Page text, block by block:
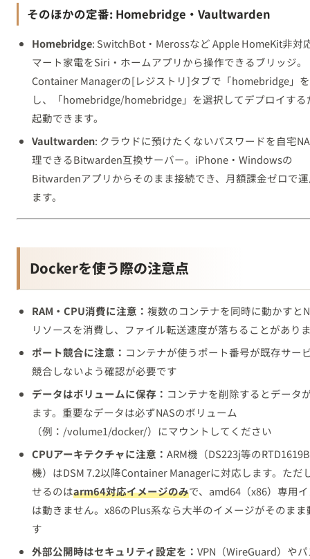
そのほかの定番: Homebridge・Vaultwarden
Homebridge: SwitchBot・Merossなど Apple HomeKit非対
マート家電をSiri・ホームアプリから操作できるブリッジ。
Container Managerの[レジストリ]タブで「homebridge」
し、「homebridge/homebridge」を選択してデプロイする
起動できます。
Vaultwarden: クラウドに預けたくないパスワードを自宅
理できるBitwarden互換サーバー。iPhone・Windowsの
Bitwardenアプリからそのまま接続でき、月額課金ゼロで
ます。
Dockerを使う際の注意点
RAM・CPU消費に注意： 複数のコンテナを同時に動かすと
リソースを消費し、ファイル転送速度が落ちることがあり
ポート競合に注意： コンテナが使うポート番号が既存サー
競合しないよう確認が必要です
データはボリュームに保存： コンテナを削除するとデータ
ます。重要なデータは必ずNASのボリューム
（例：/volume1/docker/）にマウントしてください
CPUアーキテクチャに注意： ARM機（DS223j等の
機）はDSM 7.2以降Container Managerに対応します。ただ
せるのはarm64対応イメージのみで、amd64（x86）専用
は動きません。x86のPlus系なら大半のイメージがそのまま
す
外部公開時はセキュリティ設定を： VPN（WireGuard）や